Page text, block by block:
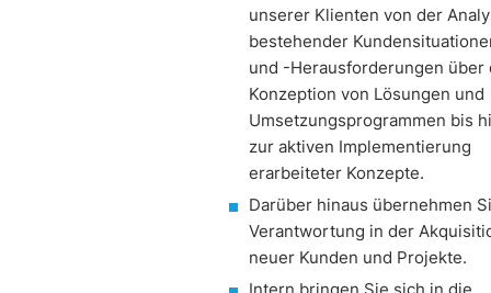
unserer Klienten von der
bestehender
und -Herausforderungen über
Konzeption von Lösungen und
Umsetzungsprogrammen bis
zur aktiven Implementierung
erarbeiteter Konzepte.
Darüber hinaus übernehmen
Verantwortung in der
neuer Kunden und Projekte.